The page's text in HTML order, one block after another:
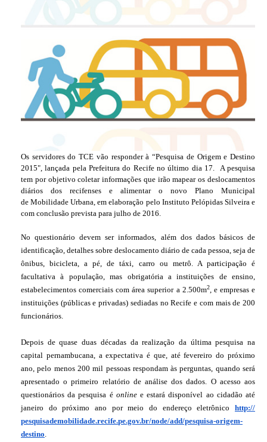
Os servidores do TCE vão responder à “Pesquisa de Origem e Destino
2015", lançada pela Prefeitura do Recife no último dia 17. A pesquisa
tem por objetivo coletar informações que irão mapear os deslocamentos
diários dos recifenses e alimentar o novo Plano Municipal
de Mobilidade Urbana, em elaboração pelo Instituto Pelópidas Silveira e
com conclusão prevista para julho de 2016.
No questionário devem ser informados, além dos dados básicos de
identificação, detalhes sobre deslocamento diário de cada pessoa, seja de
ônibus, bicicleta, a pé, de táxi, carro ou metrô. A participação é
facultativa à população, mas obrigatória a instituições de ensino,
estabelecimentos comerciais com área superior a 2.500m2, e empresas e
instituições (públicas e privadas) sediadas no Recife e com mais de 200
funcionários.
Depois de quase duas décadas da realização da última pesquisa na
capital pernambucana, a expectativa é que, até fevereiro do próximo
ano, pelo menos 200 mil pessoas respondam às perguntas, quando será
apresentado o primeiro relatório de análise dos dados. O acesso aos
questionários da pesquisa é onlinee estará disponível ao cidadão até
janeiro do próximo ano por meio do endereço eletrônico
http://
pesquisademobilidade.recife.pe.gov.br/node/add/pesquisa-origem-
destino.